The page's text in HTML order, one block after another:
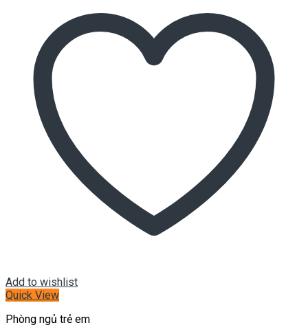
Add to wishlist
Quick View
Phòng ngủ trẻ em